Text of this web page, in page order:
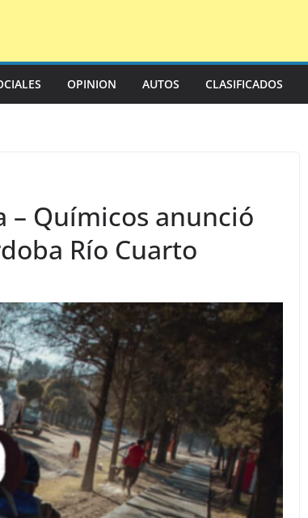
OPINION AUTOS CLASIFICADOS
– Químicos anunció
Río Cuarto